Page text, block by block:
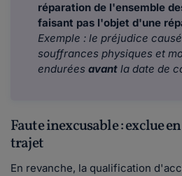
réparation de l'ensemble
faisant pas l'objet d'une
Exemple : le préjudice
souffrances physiques et
endurées avant la date de
Faute inexcusable : exclue
trajet
En revanche, la qualification